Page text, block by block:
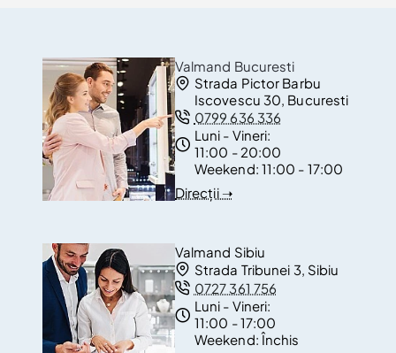
Valmand Bucuresti
Strada Pictor Barbu
Iscovescu 30, Bucuresti
0799 636 336
Luni - Vineri:
11:00 - 20:00
Weekend: 11:00 - 17:00
Direcții ➝
Valmand Sibiu
Strada Tribunei 3, Sibiu
0727 361 756
Luni - Vineri:
11:00 - 17:00
Weekend:Închis